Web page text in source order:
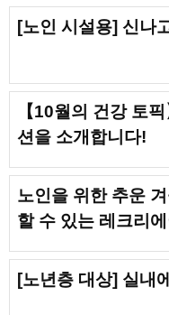
[노인 시설용] 신나
【10월의 건강 토
션을 소개합니다!
노인을 위한 추운
할 수 있는 레크리에
[노년층 대상] 실내